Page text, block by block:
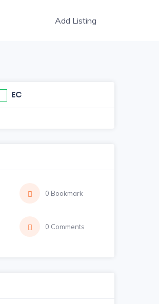
Add Listing
EC
0 Bookmark
0 Comments